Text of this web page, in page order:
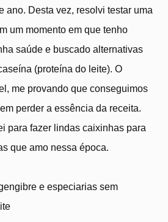
ano. Desta vez, resolvi testar uma
um momento em que tenho
saúde e buscado alternativas
(proteína do leite). O
me provando que conseguimos
perder a essência da receita.
para fazer lindas caixinhas para
que amo nessa época.